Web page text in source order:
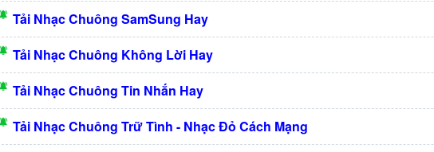
Tải Nhạc Chuông SamSung Hay
Tải Nhạc Chuông Không Lời Hay
Tải Nhạc Chuông Tin Nhắn Hay
Tải Nhạc Chuông Trữ Tình - Nhạc Đỏ Cách Mạng